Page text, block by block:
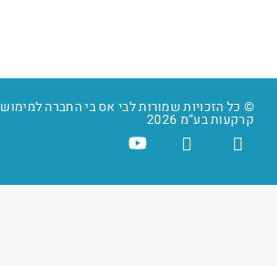
© כל הזכויות שמורות לבי אס בי החברה למימוש
קרקעות בע”מ 2026